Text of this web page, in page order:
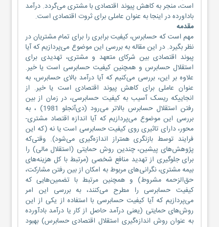
است، منجر به کاهش پیوند اقتصادی با مشتری می‌گردد. درآمد
باداورده در اینجا به عنوان عاملی برای ثروت اقتصادی است.
مقدمه
مهم است که حسابرس، کیفیت برابری را برای تمام مشتریان در
نظر بگیرد. در این مقاله به بررسی این موضوع می‌پردازیم که آیا
پبوند اقتصادی بین شرکای متعهد و مشتری، تهدیدی برای
استقلال حسابرس و همچنین کیفیت حسابرسی است یا خیر.
علاوه بر این، بررسی می‌کنیم که آیا درآمد بالای حسابرس، به
عنوان عاملی برای کاهش پیوند اقتصادی است یا خیر. از
انجاییکه ریسک آسیب به کیفیت حسابرسی، در زمان از بین
رفتن استقلال حسابرس بالاتر می‌رود (دی‌آنجلو 1981) ، به
بررسی این موضوع می‌پردازیم که آیا اندازه اقتصاد مشتری-
محور، دارای تاثیری روی کیفیت حسابرسی است یا نه (که این
فرایند توسط بازنگری همتراز اندازه‌گیری می‌شود). وقتی‌که
پژوهش‌های پیشین، چندین روش حمایتی (استقلال مالی) را
برای جلوگیری از تهدید منافع شخصی (مرتبط با کل هزینه‌های
بیمه مشتری، نگرانی‌های مربوط به امکان از بین رفتن مشارکت،
حق‌الزحمه مشروط) و همچنین مرتبط با تضمین‌هایی که
کیفیت حسابرسی را مطرح می‌کنند، به بررسی این امر
می‌پردازیم که آیا کیفیت حسابرسی با استفاده از یکی از این
روش‌های حمایتی (یعنی درآمد حاصل از کار یا درآمد بادآورده
به عنوان روش اندازه‌گیری استقلال اقتصادی حسابرس) بهبود